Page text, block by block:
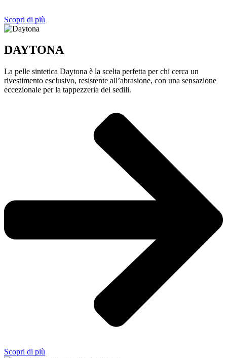
Scopri di più
DAYTONA
La pelle sintetica Daytona è la scelta perfetta per chi cerca un
rivestimento esclusivo, resistente all’abrasione, con una sensazione
eccezionale per la tappezzeria dei sedili.
Scopri di più